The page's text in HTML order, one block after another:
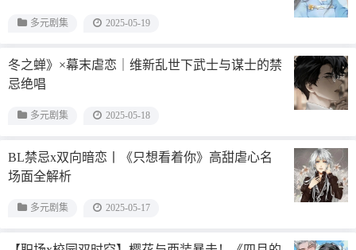
多元剧集 2025-05-19
冬之蝉》×幕末虐恋｜维新乱世下武士与谋士的禁
忌绝唱
多元剧集 2025-05-18
BL禁忌x双向暗恋丨《只想看着你》高甜虐心名
场面全解析
多元剧集 2025-05-17